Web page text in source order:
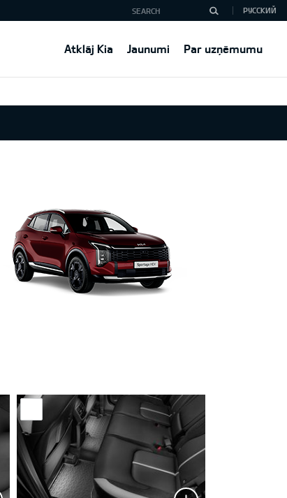
Atklāj Kia Jaunumi Par uzņēmumu
РУССКИЙ